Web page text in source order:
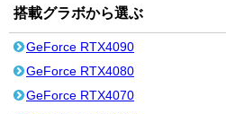
搭載グラボから選ぶ
GeForce RTX4090
GeForce RTX4080
GeForce RTX4070